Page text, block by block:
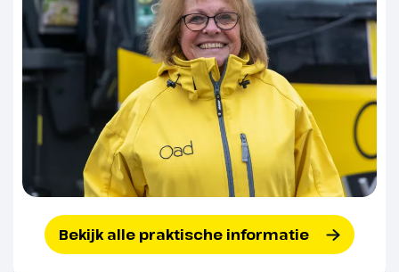
naar de Hardraw Force waterval.
Deze pittoreske waterval heeft
door de eeuwen heen een heus
amfitheater in de rotsen
uitgeslepen (ca. 6 km). We
verblijven vier nachten in het
Shap Wells Hotel.
Bekijk alle praktische informatie